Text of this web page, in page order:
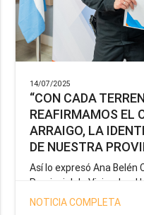
14/07/2025
“CON CADA
REAFIRMAMOS EL
ARRAIGO, LA
DE NUESTRA
Así lo expresó Ana
Provincial de Vivienda y
trabajo del organismo en
NOTICIA COMPLETA